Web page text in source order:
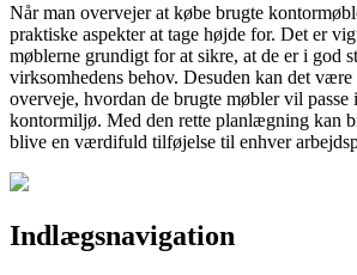
Når man overvejer at købe brugte
praktiske aspekter at tage højde for. Det er
møblerne grundigt for at sikre, at de er i god
virksomhedens behov. Desuden kan det være
overveje, hvordan de brugte møbler vil passe
kontormiljø. Med den rette planlægning kan
blive en værdifuld tilføjelse til enhver
Indlægsnavigation